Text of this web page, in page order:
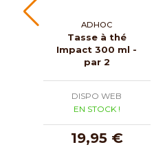
ADHOC
Tasse à thé
Impact 300 ml -
par 2
DISPO WEB
EN STOCK !
19,95 €